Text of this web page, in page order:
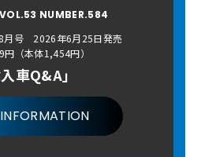
NUMBER.584
月号 2026年6月25日発売
（本体1,454円）
入車Q&A」